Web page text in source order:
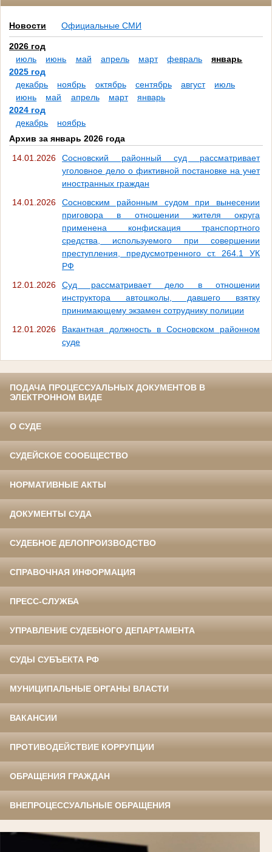
Новости Официальные СМИ
2026 год
июль
июнь май апрель март февраль
январь
2025 год
декабрь
ноябрь октябрь сентябрь август
июль
июнь
май апрель март
январь
2024 год
декабрь
ноябрь
Архив за январь 2026 года
14.01.2026
Сосновский районный суд рассматривает
уголовное дело о фиктивной постановке на учет
иностранных граждан
14.01.2026
Сосновским районным судом при вынесении
приговора в отношении жителя округа
применена конфискация транспортного
средства, используемого при совершении
преступления, предусмотренного ст. 264.1 УК
РФ
12.01.2026
Суд рассматривает дело в отношении
инструктора автошколы, давшего взятку
принимающему экзамен сотруднику полиции
12.01.2026
Вакантная должность в Сосновском районном
суде
ПОДАЧА ПРОЦЕССУАЛЬНЫХ ДОКУМЕНТОВ В
ЭЛЕКТРОННОМ ВИДЕ
О СУДЕ
СУДЕЙСКОЕ СООБЩЕСТВО
НОРМАТИВНЫЕ АКТЫ
ДОКУМЕНТЫ СУДА
СУДЕБНОЕ ДЕЛОПРОИЗВОДСТВО
СПРАВОЧНАЯ ИНФОРМАЦИЯ
ПРЕСС-СЛУЖБА
УПРАВЛЕНИЕ СУДЕБНОГО ДЕПАРТАМЕНТА
СУДЫ СУБЪЕКТА РФ
МУНИЦИПАЛЬНЫЕ ОРГАНЫ ВЛАСТИ
ВАКАНСИИ
ПРОТИВОДЕЙСТВИЕ КОРРУПЦИИ
ОБРАЩЕНИЯ ГРАЖДАН
ВНЕПРОЦЕССУАЛЬНЫЕ ОБРАЩЕНИЯ